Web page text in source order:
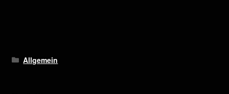
Allgemein